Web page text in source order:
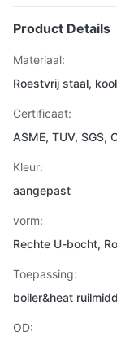
Product Details
Materiaal:
Roestvrij staal,
Certificaat:
ASME, TUV, SGS,
Kleur:
aangepast
vorm:
Rechte U-bocht,
Toepassing:
boiler&heat
OD: